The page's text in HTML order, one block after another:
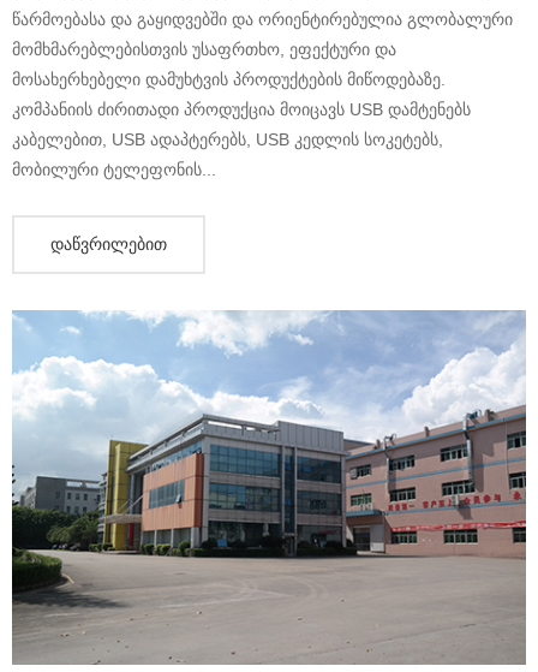
წარმოებასა და გაყიდვებში და ორიენტირებულია გლობალური
მომხმარებლებისთვის უსაფრთხო, ეფექტური და
მოსახერხებელი დამუხტვის პროდუქტების მიწოდებაზე.
კომპანიის ძირითადი პროდუქცია მოიცავს USB დამტენებს
კაბელებით, USB ადაპტერებს, USB კედლის სოკეტებს,
მობილური ტელეფონის...
Დაწვრილებით